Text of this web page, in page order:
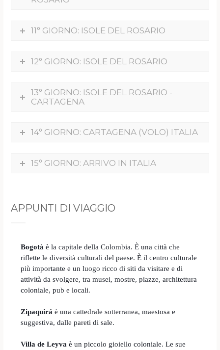
11° GIORNO: ISOLE DEL ROSARIO
12° GIORNO: ISOLE DEL ROSARIO
13° GIORNO: ISOLE DEL ROSARIO -
CARTAGENA
14° GIORNO: CARTAGENA (VOLO) ITALIA
15° GIORNO: ARRIVO IN ITALIA
APPUNTI DI VIAGGIO
Bogotàè la capitale della Colombia. È una città che
riflette le diversità culturali del paese. È il centro culturale
più importante e un luogo ricco di siti da visitare e di
attività da svolgere, tra musei, mostre, piazze, architettura
coloniale, pub e locali.
Zipaquirá èuna cattedrale sotterranea, maestosa e
suggestiva, dalle pareti di sale.
Villa de Leyva èun piccolo gioiello coloniale. Le sue